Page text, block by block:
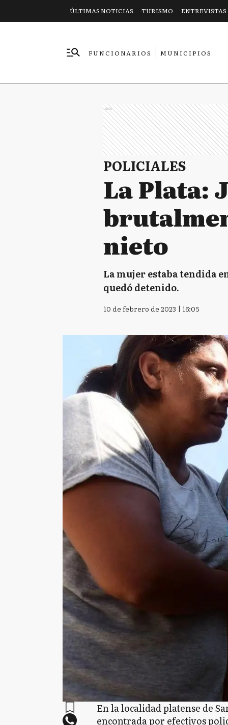
ÚLTIMAS NOTICIAS TURISMO ENTREVISTAS
FUNCIONARIOS
MUNICIPIOS
Ads
POLICIALES
La Plata:
nieto
La mujer estaba tendida
quedó detenido.
10 de febrero de 2023 | 16:05
En la localidad platense de
encontrada por efectivos